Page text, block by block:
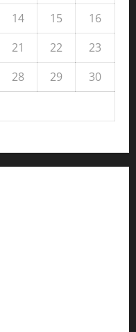
14 15
16
21 22
23
28 29
30